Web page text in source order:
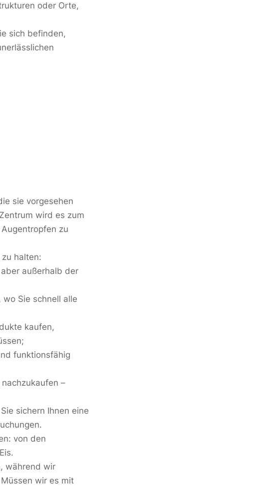
oder Orte,
sich befinden,
sie vorgesehen
wird es zum
zu
halten:
außerhalb der
Sie schnell alle
kaufen,
funktionsfähig
–
sichern Ihnen eine
von den
während wir
wir es mit